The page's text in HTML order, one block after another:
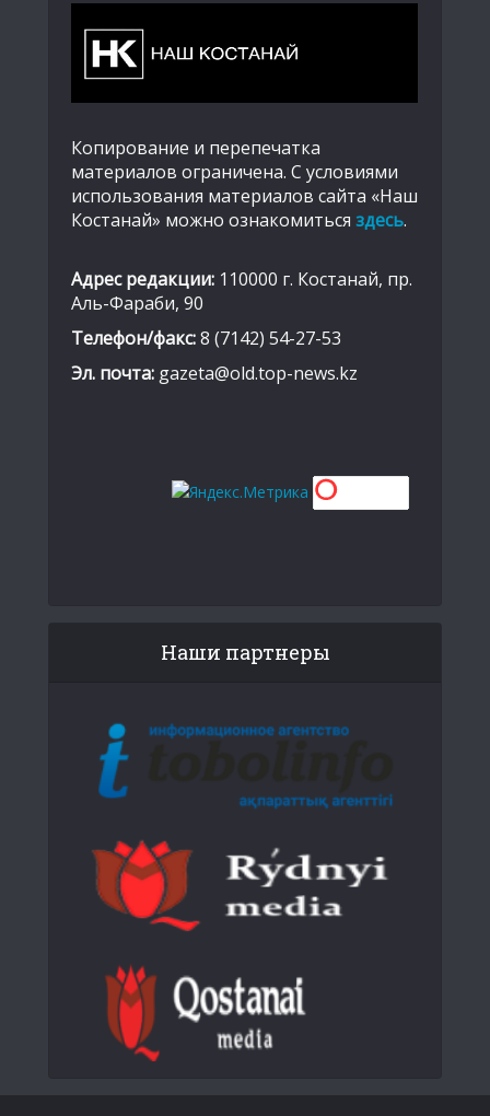
Копирование и перепечатка
материалов ограничена. С условиями
использования материалов сайта «Наш
Костанай» можно ознакомиться здесь.
Адрес редакции: 110000 г. Костанай, пр.
Аль-Фараби, 90
Телефон/факс:8 (7142) 54-27-53
Эл. почта: gazeta@old.top-news.kz
Наши партнеры